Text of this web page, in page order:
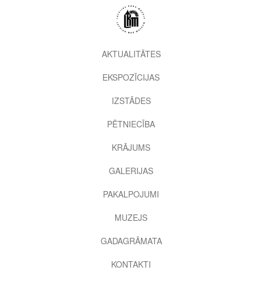
2nd
level
AKTUALITĀTES
EKSPOZĪCIJAS
IZSTĀDES
PĒTNIECĪBA
KRĀJUMS
GALERIJAS
PAKALPOJUMI
MUZEJS
GADAGRĀMATA
KONTAKTI